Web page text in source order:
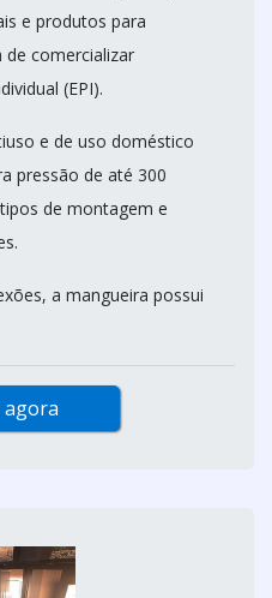
e produtos para
comercializar
(EPI).
e de uso doméstico
pressão de até 300
de montagem e
a mangueira possui